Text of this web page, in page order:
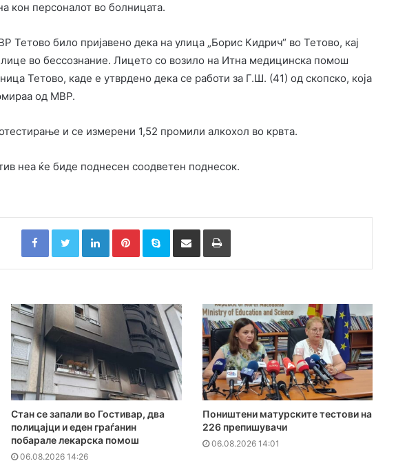
кон персоналот во болницата.
Тетово било пријавено дека на улица „Борис Кидрич“ во Тетово, кај
во бессознание. Лицето со возило на Итна медицинска помош
Тетово, каде е утврдено дека се работи за Г.Ш. (41) од скопско, која
од МВР.
и се измерени 1,52 промили алкохол во крвта.
неа ќе биде поднесен соодветен поднесок.
FacebookTwitterLinkedInPinterestSkype Сподели преку Е-маил Испринтај
Стан се запали во Гостивар, два
полицајци и еден граѓанин
побарале лекарска помош
06.08.2026 14:26
Поништени матурските тестови на
226 препишувачи
06.08.2026 14:01